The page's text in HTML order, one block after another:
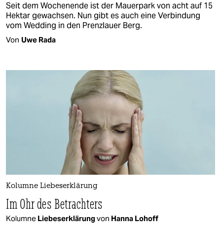
Seit dem Wochenende ist der Mauerpark von acht auf 15
Hektar gewachsen. Nun gibt es auch eine Verbindung
vom Wedding in den Prenzlauer Berg.
Von Uwe Rada
Kolumne Liebeserklärung
Im Ohr des Betrachters
Kolumne Liebeserklärungvon Hanna Lohoff